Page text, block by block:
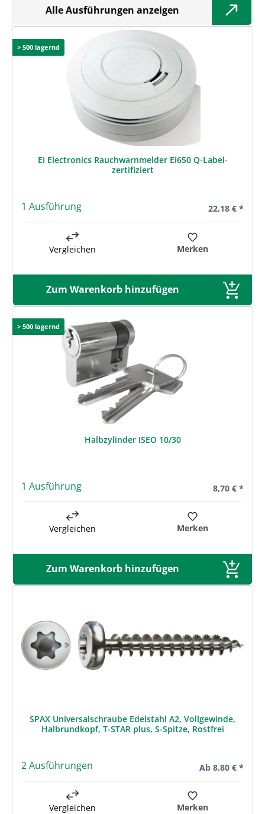
Alle Ausführungen anzeigen
> 500 lagernd
EI Electronics Rauchwarnmelder Ei650 Q-Label-
zertifiziert
1 Ausführung Regulärer
22,18 € *
Vergleichen Merken
Zum Warenkorb hinzufügen
> 500 lagernd
Halbzylinder ISEO 10/30
1 Ausführung Regulärer
8,70 € *
Vergleichen Merken
Zum Warenkorb hinzufügen
SPAX Universalschraube Edelstahl A2, Vollgewinde,
Halbrundkopf, T-STAR plus, S-Spitze, Rostfrei
2 Ausführungen Regulärer Preis:
Ab 8,80 € *
Vergleichen Merken